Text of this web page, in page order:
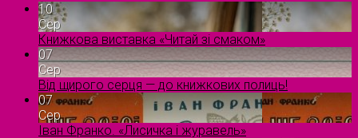
10
Сер
Книжкова виставка «Читай зі смаком»
07
Сер
Від щирого серця — до книжкових полиць!
07
Сер
Іван Франко. «Лисичка і журавель»